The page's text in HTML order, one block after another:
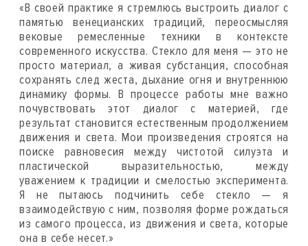
«В своей практике я стремлюсь выстроить диалог с
памятью венецианских традиций, переосмысляя
вековые ремесленные техники в контексте
современного искусства. Стекло для меня — это не
просто материал, а живая субстанция, способная
сохранять след жеста, дыхание огня и внутреннюю
динамику формы. В процессе работы мне важно
почувствовать этот диалог с материей, где
результат становится естественным продолжением
движения и света. Мои произведения строятся на
поиске равновесия между чистотой силуэта и
пластической выразительностью, между
уважением к традиции и смелостью эксперимента.
Я не пытаюсь подчинить себе стекло — я
взаимодействую с ним, позволяя форме рождаться
из самого процесса, из движения и света, которые
она в себе несет.»